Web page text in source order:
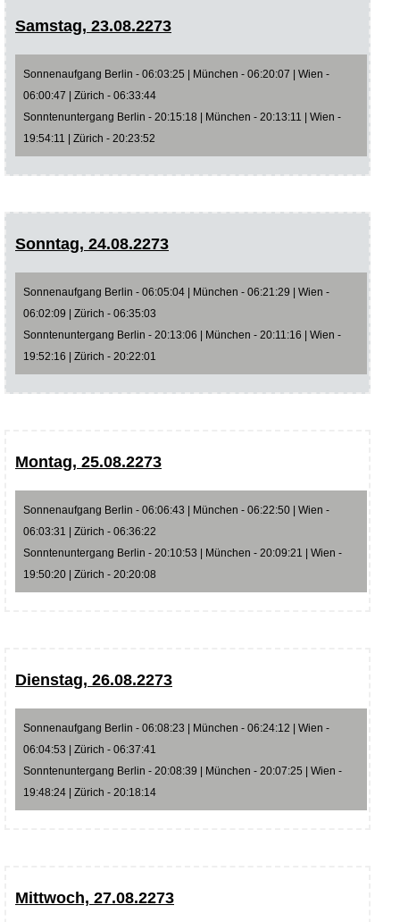
Samstag, 23.08.2273
Sonnenaufgang Berlin - 06:03:25 | München - 06:20:07 | Wien -
06:00:47 | Zürich - 06:33:44
Sonntenuntergang Berlin - 20:15:18 | München - 20:13:11 | Wien -
19:54:11 | Zürich - 20:23:52
Sonntag, 24.08.2273
Sonnenaufgang Berlin - 06:05:04 | München - 06:21:29 | Wien -
06:02:09 | Zürich - 06:35:03
Sonntenuntergang Berlin - 20:13:06 | München - 20:11:16 | Wien -
19:52:16 | Zürich - 20:22:01
Montag, 25.08.2273
Sonnenaufgang Berlin - 06:06:43 | München - 06:22:50 | Wien -
06:03:31 | Zürich - 06:36:22
Sonntenuntergang Berlin - 20:10:53 | München - 20:09:21 | Wien -
19:50:20 | Zürich - 20:20:08
Dienstag, 26.08.2273
Sonnenaufgang Berlin - 06:08:23 | München - 06:24:12 | Wien -
06:04:53 | Zürich - 06:37:41
Sonntenuntergang Berlin - 20:08:39 | München - 20:07:25 | Wien -
19:48:24 | Zürich - 20:18:14
Mittwoch, 27.08.2273